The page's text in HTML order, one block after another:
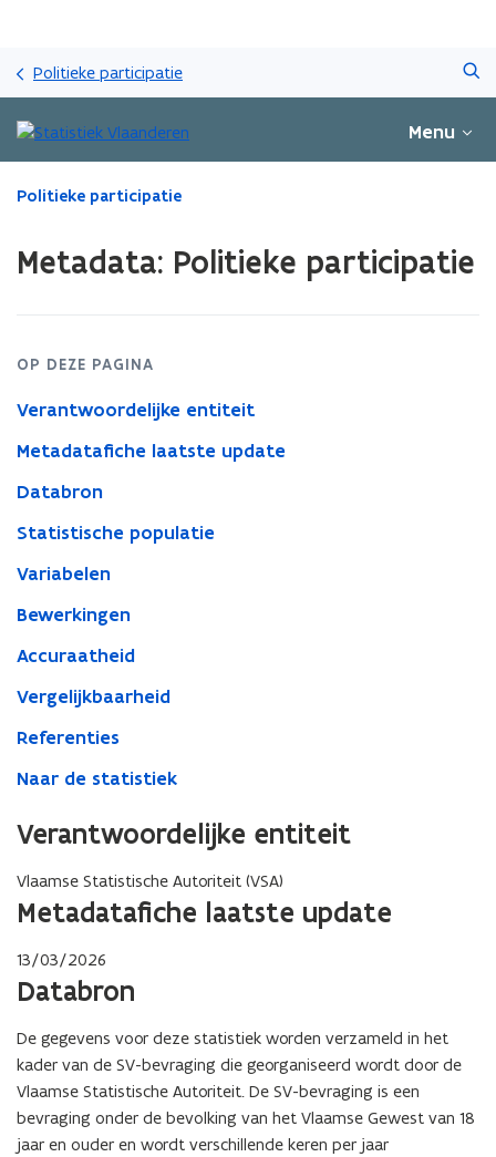
gaan
Politieke participatie
Menu
Gedaan
Metadata:
participatie
Politieke participatie
Metadata: Politieke participatie
OP DEZE PAGINA
Verantwoordelijke entiteit
Metadatafiche laatste update
Databron
Statistische populatie
Variabelen
Bewerkingen
Accuraatheid
Vergelijkbaarheid
Referenties
Naar de statistiek
Verantwoordelijke entiteit
Vlaamse Statistische Autoriteit (VSA)
Metadatafiche laatste update
13/03/2026
Databron
De gegevens voor deze statistiek worden verzameld in het
kader van de SV-bevraging die georganiseerd wordt door de
Vlaamse Statistische Autoriteit. De SV-bevraging is een
bevraging onder de bevolking van het Vlaamse Gewest van 18
jaar en ouder en wordt verschillende keren per jaar